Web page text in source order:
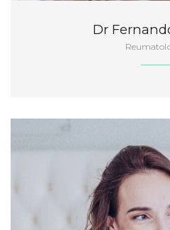
Dr